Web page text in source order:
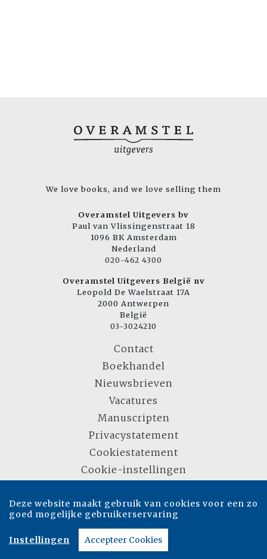
We love books, and we love selling them
Overamstel Uitgevers bv
Paul van Vlissingenstraat 18
1096 BK Amsterdam
Nederland
020-462 4300
Overamstel Uitgevers België nv
Leopold De Waelstraat 17A
2000 Antwerpen
België
03-3024210
Contact
Boekhandel
Nieuwsbrieven
Vacatures
Manuscripten
Privacystatement
Cookiestatement
Cookie-instellingen
Copyright © 2007-2026 Overamstel Uitgevers - Alle rechten voorbehouden -
Ontwerp door Dog and Pony
Deze website maakt gebruik van cookies voor een zo
goed mogelijke gebruikerservaring
Instellingen Accepteer Cookies